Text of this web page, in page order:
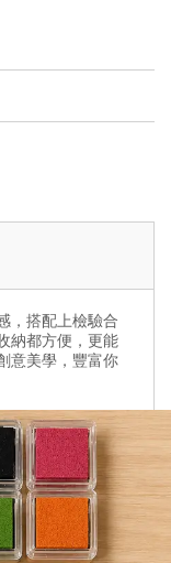
，搭配上檢驗合
納都方便，更能
意美學，豐富你